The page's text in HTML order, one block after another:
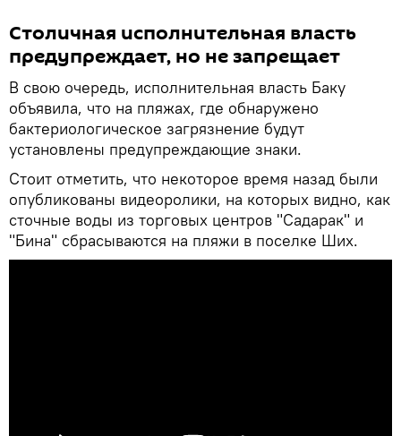
Столичная исполнительная власть
предупреждает, но не запрещает
В свою очередь, исполнительная власть Баку
объявила, что на пляжах, где обнаружено
бактериологическое загрязнение будут
установлены предупреждающие знаки.
Стоит отметить, что некоторое время назад были
опубликованы видеоролики, на которых видно, как
сточные воды из торговых центров "Садарак" и
"Бина" сбрасываются на пляжи в поселке Ших.